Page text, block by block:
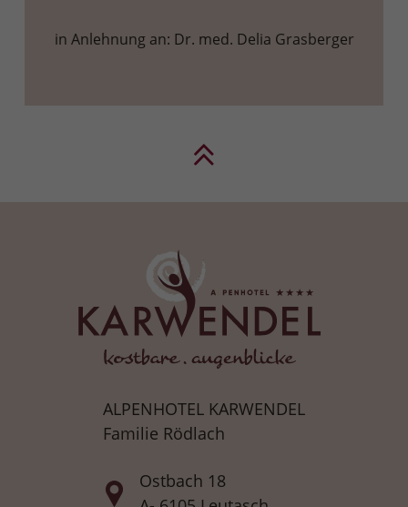
in Anlehnung an: Dr. med. Delia Grasberger
ALPENHOTEL KARWENDEL
Familie Rödlach
Ostbach 18